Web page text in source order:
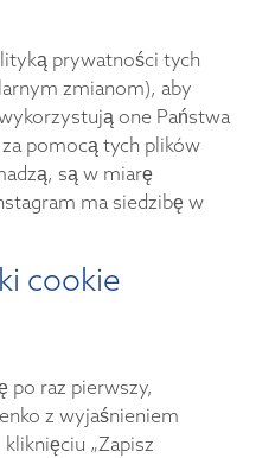
prywatności tych
zmianom), aby
one Państwa
pomocą tych plików
są w miarę
ma siedzibę w
cookie
po raz pierwszy,
z wyjaśnieniem
„Zapisz